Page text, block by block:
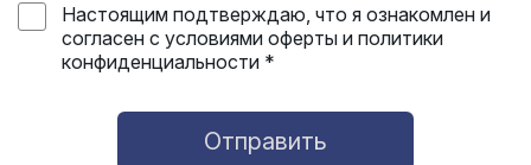
Настоящим подтверждаю, что я ознакомлен и
согласен с условиями оферты и политики
конфиденциальности *
Отправить